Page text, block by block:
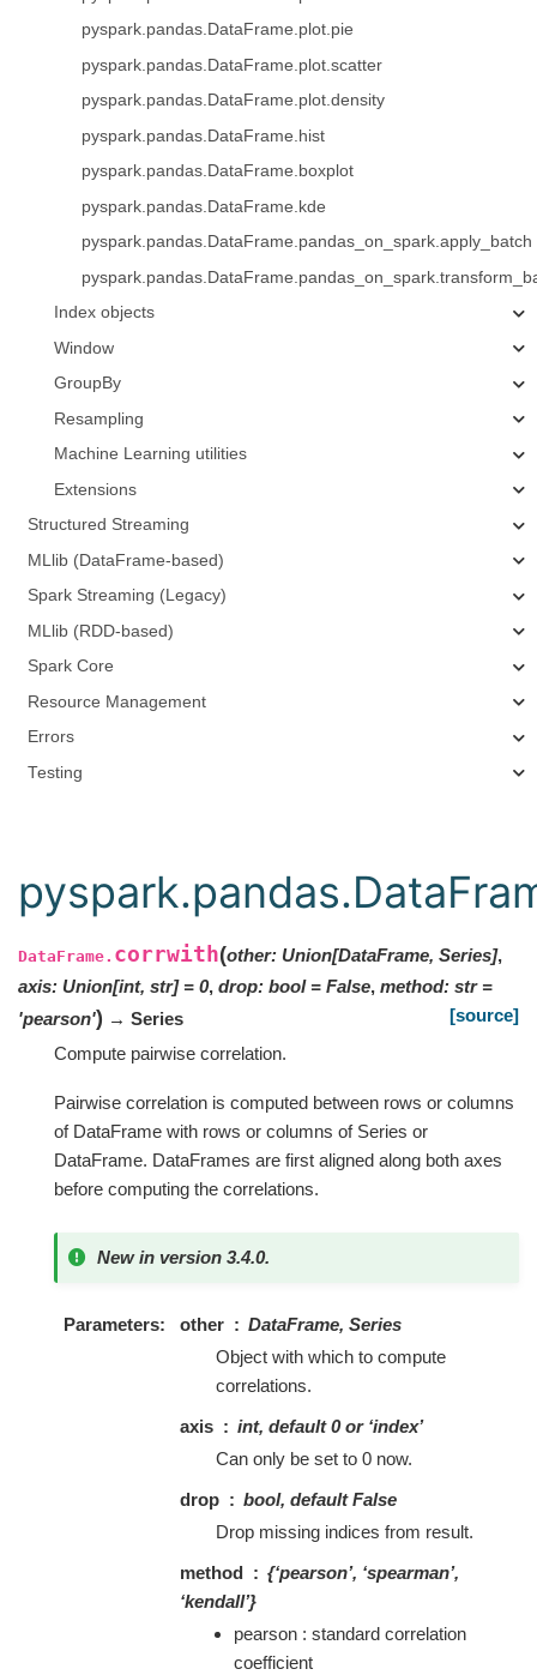
pyspark.pandas.DataFrame.plot.pie
pyspark.pandas.DataFrame.plot.scatter
pyspark.pandas.DataFrame.plot.density
pyspark.pandas.DataFrame.hist
pyspark.pandas.DataFrame.boxplot
pyspark.pandas.DataFrame.kde
pyspark.pandas.DataFrame.pandas_on_spark.apply_batch
Index objects
Window
GroupBy
Resampling
Machine Learning utilities
Extensions
Structured Streaming
MLlib (DataFrame-based)
Spark Streaming (Legacy)
MLlib (RDD-based)
Spark Core
Resource Management
Errors
Testing
DataFrame. corrwith(other: Union[DataFrame, Series],
axis: Union[int, str] = 0, drop: bool = False, method: str =
'pearson') → Series
[source]
Compute pairwise correlation.
Pairwise correlation is computed between rows or columns
of DataFrame with rows or columns of Series or
DataFrame. DataFrames are first aligned along both axes
before computing the correlations.
New in version 3.4.0.
Parameters other
DataFrame, Series
Object with which to compute
correlations.
axis
int, default 0 or ‘index’
Can only be set to 0 now.
drop
bool, default False
Drop missing indices from result.
method
{‘pearson’, ‘spearman’,
‘kendall’}
pearson : standard correlation
coefficient